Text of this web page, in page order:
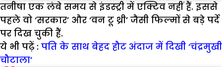
तनीषा एक लंबे समय से इंडस्ट्री में एक्टिव नहीं हैं. इससे
पहले वो ‘सरकार’ और ‘वन टू थ्री’ जैसी फिल्मों से बड़े पर्दे
पर दिख चुकी हैं.
ये भी पढ़ें : पति के साथ बेहद हौट अंदाज में दिखी ‘चंद्रमुखी
चौटाला’